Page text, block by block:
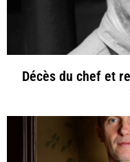
Décès du chef et